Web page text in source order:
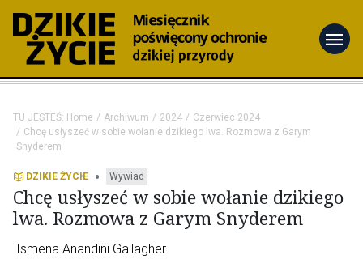
menu
TU JESTEŚ: Home Archiwum 2024
Czerwiec 2024
Chcę usłyszeć w sobie wołanie dzikiego lwa. Rozmowa z Garym
Snyderem
DZIKIE ŻYCIE • Wywiad
Chcę usłyszeć w sobie wołanie dzikiego
lwa. Rozmowa z Garym Snyderem
Ismena Anandini Gallagher